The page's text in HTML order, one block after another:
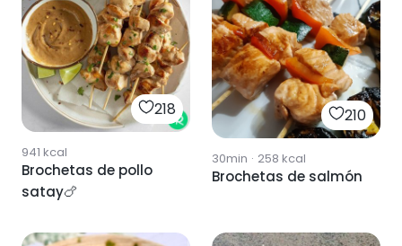
218
941 kcal
Brochetas de pollo
satay🍗
210
30min · 258 kcal
Brochetas de salmón